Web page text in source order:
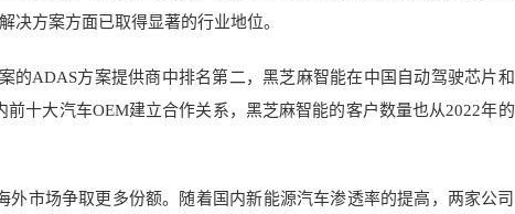
决方案方面已取得显著的行业地位。
的ADAS方案提供商中排名第二，黑芝麻智能在中国自动驾驶芯片和
十大汽车OEM建立合作关系，黑芝麻智能的客户数量也从2022年的
市场争取更多份额。随着国内新能源汽车渗透率的提高，两家公司